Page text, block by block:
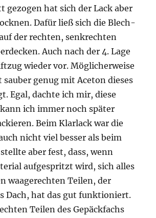
gezogen hat sich der Lack aber
Dafür ließ sich die Blech-
der rechten, senkrechten
Auch nach der 4. Lage
wieder vor. Möglicherweise
sauber genug mit Aceton dieses
Egal, dachte ich mir, diese
ich immer noch später
Beim Klarlack war die
nicht viel besser als beim
aber fest, dass, wenn
aufgespritzt wird, sich alles
waagerechten Teilen, der
Dach, hat das gut funktioniert.
Teilen des Gepäckfachs